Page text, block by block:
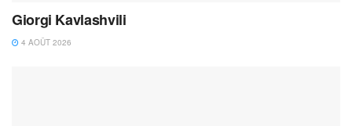
Giorgi Kavlashvili
4 AOÛT 2026